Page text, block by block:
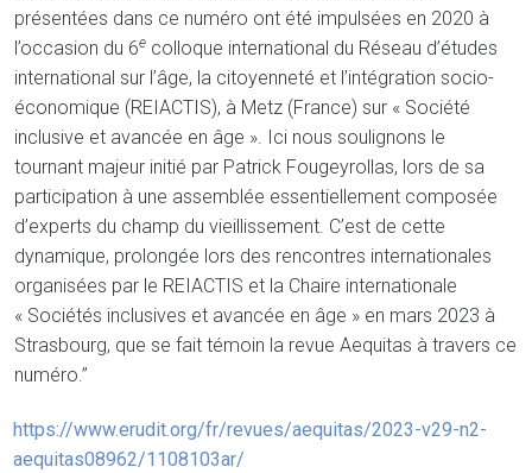
présentées dans ce numéro ont été impulsées en 2020 à
l’occasion du 6e colloque international du Réseau d’études
international sur l’âge, la citoyenneté et l’intégration socio-
économique (REIACTIS), à Metz (France) sur « Société
inclusive et avancée en âge ». Ici nous soulignons le
tournant majeur initié par Patrick Fougeyrollas, lors de sa
participation à une assemblée essentiellement composée
d’experts du champ du vieillissement. C’est de cette
dynamique, prolongée lors des rencontres internationales
organisées par le REIACTIS et la Chaire internationale
« Sociétés inclusives et avancée en âge » en mars 2023 à
Strasbourg, que se fait témoin la revue Aequitas à travers ce
numéro.”
https://www.erudit.org/fr/revues/aequitas/2023-v29-n2-
aequitas08962/1108103ar/